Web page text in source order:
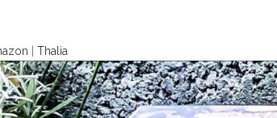
Thalia